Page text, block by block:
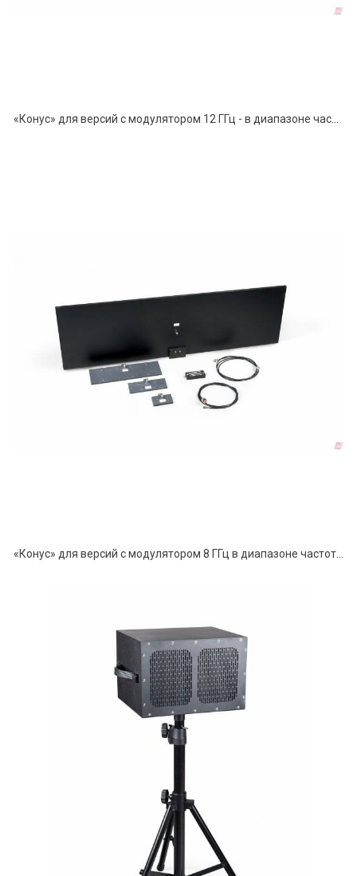
«Конус» для версий с модулятором 12 ГГц - в диапазоне частот от 100 МГц до 12 ГГц.